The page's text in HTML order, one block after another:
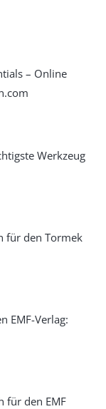
– Online
Werkzeug
für den Tormek
EMF-Verlag:
für den EMF